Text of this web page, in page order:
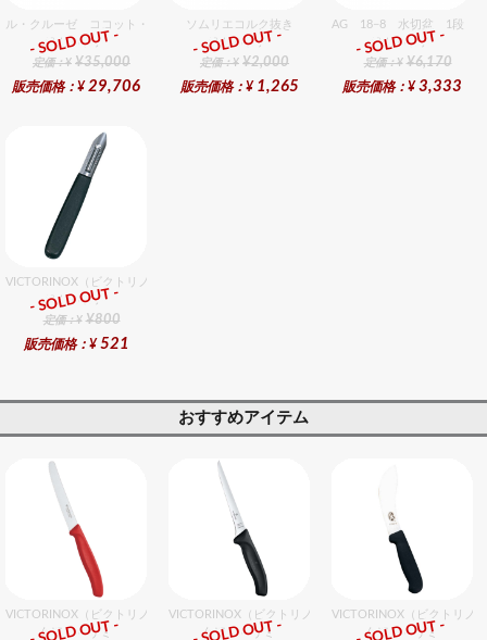
ル・クルーゼ ココット・ジャポネーズ 24cm オレンジ
総合ﾗﾝｷﾝｸﾞ
定価：¥ ¥35,000
販売価格：¥ 29,706
- SOLD OUT -
ソムリエコルク抜き
総合ﾗﾝｷﾝｸﾞ
定価：¥ ¥2,000
販売価格：¥ 1,265
- SOLD OUT -
AG 18−8 水切盆 1段 大
総合ﾗﾝｷﾝｸﾞ
定価：¥ ¥6,170
販売価格：¥ 3,333
- SOLD OUT -
VICTORINOX（ビクトリノックス） ポテトピーラー ６cm
総合ﾗﾝｷﾝｸﾞ
定価：¥ ¥800
販売価格：¥ 521
- SOLD OUT -
おすすめアイテム
VICTORINOX（ビクトリノックス） トマト・ベジタブルナイフ RD 11cm
包丁・ハサミ
- SOLD OUT -
VICTORINOX（ビクトリノックス） SＣボーニングナイフ
包丁・ハサミ
- SOLD OUT -
VICTORINOX（ビクトリノ
包丁・ハサミ
- SOLD OUT -